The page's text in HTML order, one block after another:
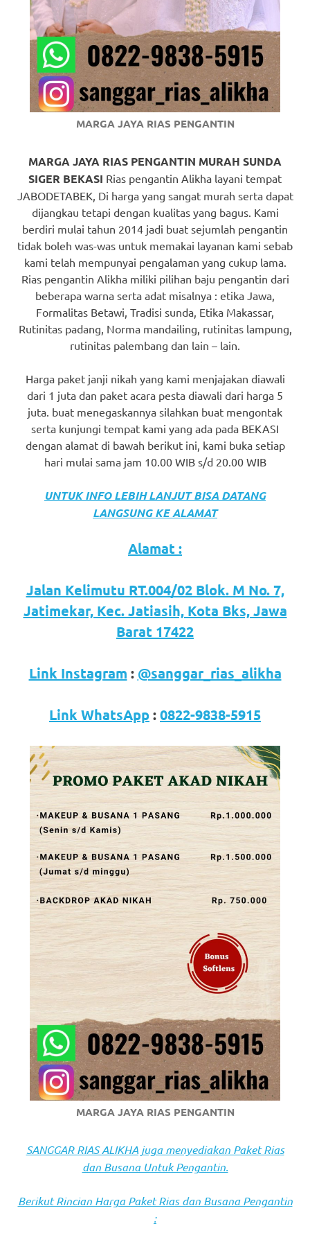
these
guys
comment
here
replica
watches.
favorite
watches.
Hours
Online
replica
Here
loanswatches.com.
80%
Discount
watches
click
fake
watches.
Get
facts
https://www.stockswatches.com
anchor
https://
check
this
link
https://www.domainwatches.com
MARGA JAYA RIAS PENGANTIN
MARGA JAYA RIAS PENGANTIN MURAH SUNDA
SIGER BEKASI Rias pengantin Alikha layani tempat
JABODETABEK, Di harga yang sangat murah serta dapat
dijangkau tetapi dengan kualitas yang bagus. Kami
berdiri mulai tahun 2014 jadi buat sejumlah pengantin
tidak boleh was-was untuk memakai layanan kami sebab
kami telah mempunyai pengalaman yang cukup lama.
Rias pengantin Alikha miliki pilihan baju pengantin dari
beberapa warna serta adat misalnya : etika Jawa,
Formalitas Betawi, Tradisi sunda, Etika Makassar,
Rutinitas padang, Norma mandailing, rutinitas lampung,
rutinitas palembang dan lain – lain.
Harga paket janji nikah yang kami menjajakan diawali
dari 1 juta dan paket acara pesta diawali dari harga 5
juta. buat menegaskannya silahkan buat mengontak
serta kunjungi tempat kami yang ada pada BEKASI
dengan alamat di bawah berikut ini, kami buka setiap
hari mulai sama jam 10.00 WIB s/d 20.00 WIB
UNTUK INFO LEBIH LANJUT BISA DATANG
LANGSUNG KE ALAMAT
Alamat :
Jalan Kelimutu RT.004/02 Blok. M No. 7,
Jatimekar, Kec. Jatiasih, Kota Bks, Jawa
Barat 17422
Link Instagram : @sanggar_rias_alikha
Link WhatsApp:0822-9838-5915
MARGA JAYA RIAS PENGANTIN
SANGGAR RIAS ALIKHA juga menyediakan Paket Rias
dan Busana Untuk Pengantin.
Berikut Rincian Harga Paket Rias dan Busana Pengantin
: